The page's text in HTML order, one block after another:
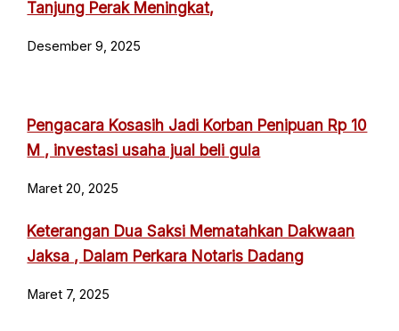
Tanjung Perak Meningkat,
Desember 9, 2025
Pengacara Kosasih Jadi Korban Penipuan Rp 10
M , investasi usaha jual beli gula
Maret 20, 2025
Keterangan Dua Saksi Mematahkan Dakwaan
Jaksa , Dalam Perkara Notaris Dadang
Maret 7, 2025